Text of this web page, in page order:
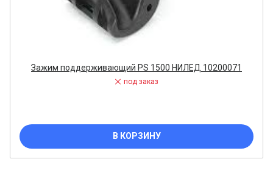
Зажим поддерживающий PS 1500 НИЛЕД 10200071
под заказ
В КОРЗИНУ